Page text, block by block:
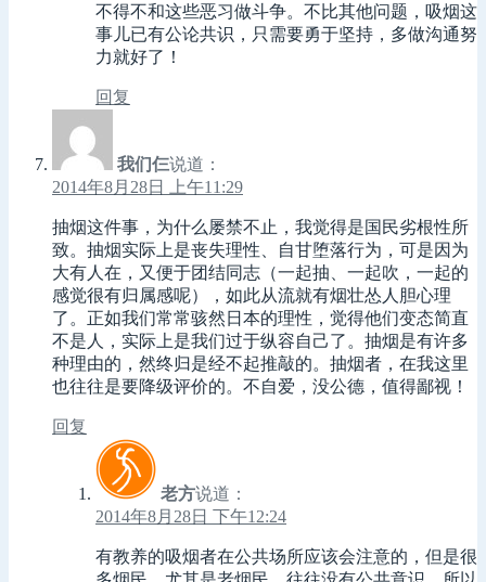
不得不和这些恶习做斗争。不比其他问题，吸烟这
事儿已有公论共识，只需要勇于坚持，多做沟通努
力就好了！
回复
我们仨说道：
2014年8月28日 上午11:29
抽烟这件事，为什么屡禁不止，我觉得是国民劣根性所
致。抽烟实际上是丧失理性、自甘堕落行为，可是因为
大有人在，又便于团结同志（一起抽、一起吹，一起的
感觉很有归属感呢），如此从流就有烟壮怂人胆心理
了。正如我们常常骇然日本的理性，觉得他们变态简直
不是人，实际上是我们过于纵容自己了。抽烟是有许多
种理由的，然终归是经不起推敲的。抽烟者，在我这里
也往往是要降级评价的。不自爱，没公德，值得鄙视！
回复
老方说道：
2014年8月28日 下午12:24
有教养的吸烟者在公共场所应该会注意的，但是很